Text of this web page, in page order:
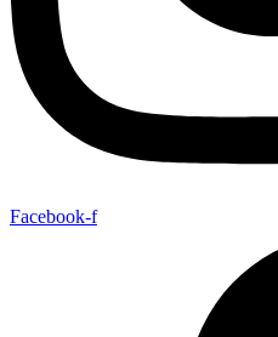
Facebook-f